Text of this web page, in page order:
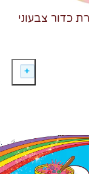
כדור צבעוני